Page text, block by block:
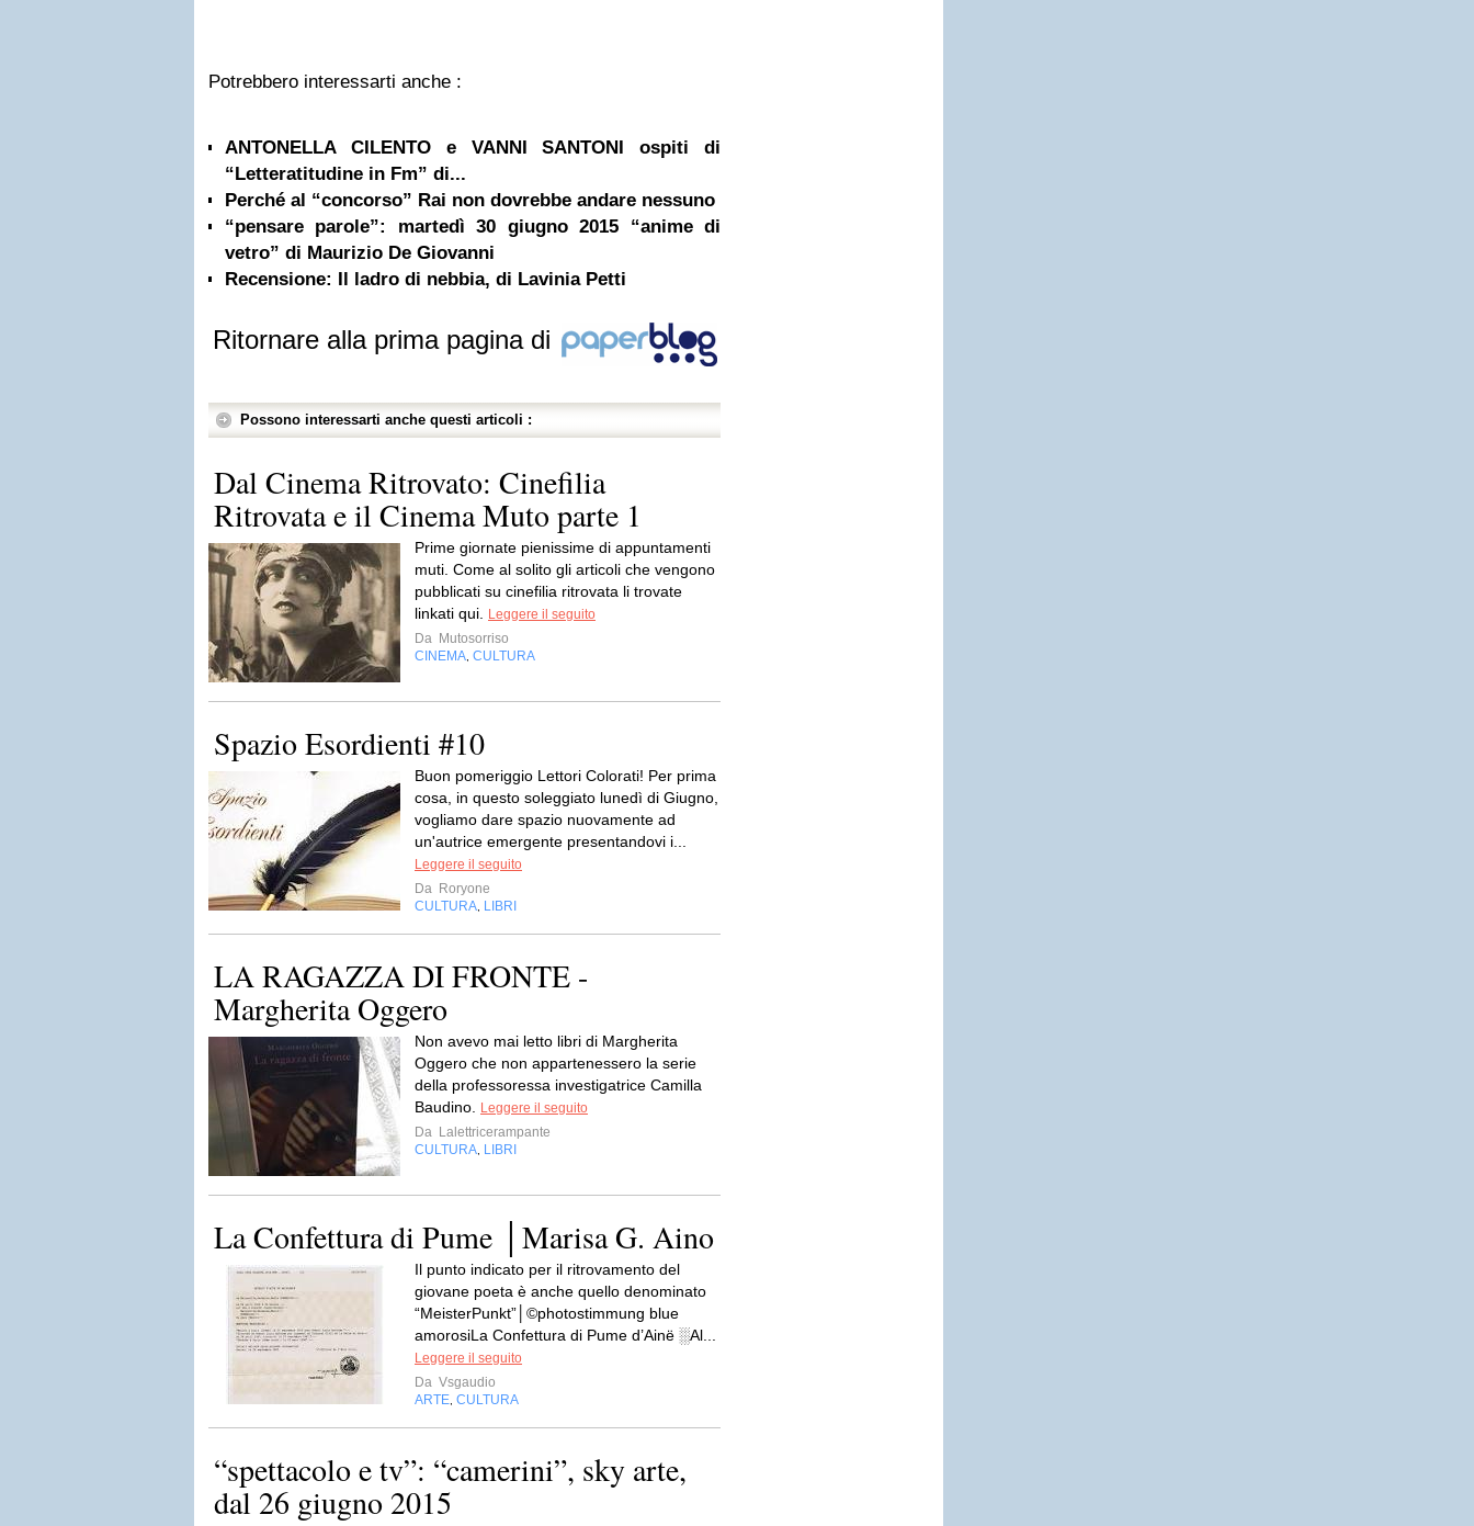
Potrebbero interessarti anche :
ANTONELLA CILENTO e VANNI SANTONI ospiti di
“Letteratitudine in Fm” di...
Perché al “concorso” Rai non dovrebbe andare nessuno
“pensare parole”: martedì 30 giugno 2015 “anime di
vetro” di Maurizio De Giovanni
Recensione: Il ladro di nebbia, di Lavinia Petti
Ritornare alla prima pagina di
Possono interessarti anche questi articoli :
Dal Cinema Ritrovato: Cinefilia
Ritrovata e il Cinema Muto parte 1
Prime giornate pienissime di appuntamenti
muti. Come al solito gli articoli che vengono
pubblicati su cinefilia ritrovata li trovate
linkati qui.
Leggere il seguito
Da Mutosorriso
CINEMA CULTURA
Spazio Esordienti #10
Buon pomeriggio Lettori Colorati! Per prima
cosa, in questo soleggiato lunedì di Giugno,
vogliamo dare spazio nuovamente ad
un'autrice emergente presentandovi i...
Leggere il seguito
Da Roryone
CULTURA LIBRI
LA RAGAZZA DI FRONTE -
Margherita Oggero
Non avevo mai letto libri di Margherita
Oggero che non appartenessero la serie
della professoressa investigatrice Camilla
Baudino.
Leggere il seguito
Da Lalettricerampante
CULTURA LIBRI
La Confettura di Pume │Marisa G. Aino
Il punto indicato per il ritrovamento del
giovane poeta è anche quello denominato
“MeisterPunkt”│©photostimmung blue
amorosiLa Confettura di Pume d’Ainë ░Al...
Leggere il seguito
Da Vsgaudio
ARTE CULTURA
“spettacolo e tv”: “camerini”, sky arte,
dal 26 giugno 2015